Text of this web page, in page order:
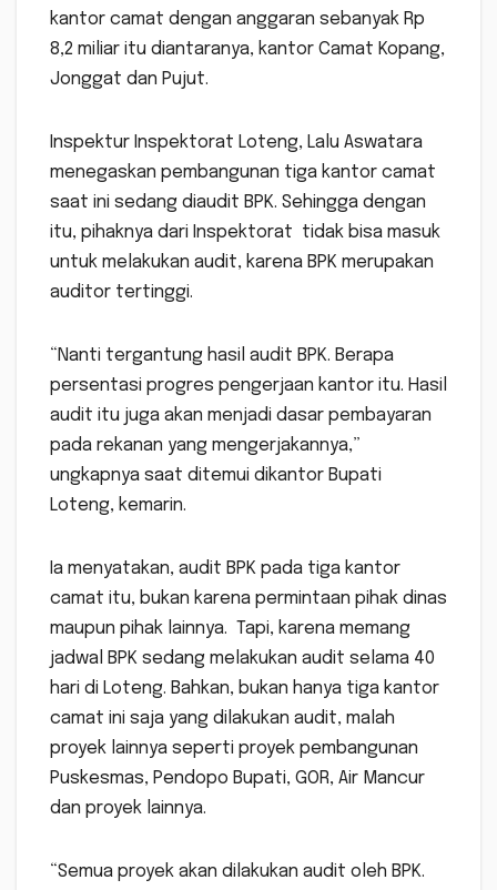
kantor camat dengan anggaran sebanyak Rp
8,2 miliar itu diantaranya, kantor Camat Kopang,
Jonggat dan Pujut.
Inspektur Inspektorat Loteng, Lalu Aswatara
menegaskan pembangunan tiga kantor camat
saat ini sedang diaudit BPK. Sehingga dengan
itu, pihaknya dari Inspektorat tidak bisa masuk
untuk melakukan audit, karena BPK merupakan
auditor tertinggi.
“Nanti tergantung hasil audit BPK. Berapa
persentasi progres pengerjaan kantor itu. Hasil
audit itu juga akan menjadi dasar pembayaran
pada rekanan yang mengerjakannya,”
ungkapnya saat ditemui dikantor Bupati
Loteng, kemarin.
Ia menyatakan, audit BPK pada tiga kantor
camat itu, bukan karena permintaan pihak dinas
maupun pihak lainnya. Tapi, karena memang
jadwal BPK sedang melakukan audit selama 40
hari di Loteng. Bahkan, bukan hanya tiga kantor
camat ini saja yang dilakukan audit, malah
proyek lainnya seperti proyek pembangunan
Puskesmas, Pendopo Bupati, GOR, Air Mancur
dan proyek lainnya.
“Semua proyek akan dilakukan audit oleh BPK.